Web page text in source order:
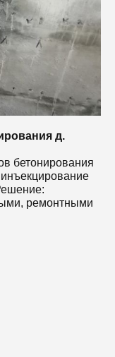
д.
бетонирования
ремонтными